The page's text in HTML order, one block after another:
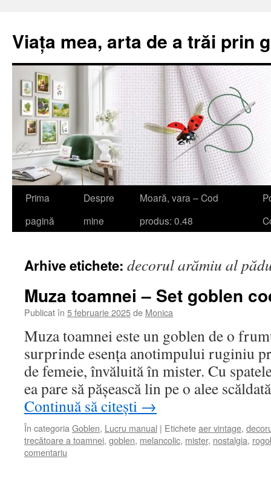
Viața mea, arta de a trăi prin
Sari
Prima
pagină
Despre
mine
Moară, vara – Cod
produs: 0.48
Arhive etichete: decorul arămiu al
Muza toamnei – Set goblen
Publicat în 5 februarie 2025de Monica
Muza toamnei este un goblen de o
surprinde esența anotimpului ruginiu
de femeie, învăluită în mister. Cu
ea pare să pășească lin pe o alee
Continuă să citești →
În categoria Goblen, Lucru manual | Eticheteaer vintage,
trecătoare a toamnei, goblen, melancolic, mister, nostalgia,
comentariu